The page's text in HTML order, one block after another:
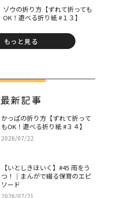
ゾウの折り方【ずれて折っても
OK！遊べる折り紙 #１３】
もっと見る
最新記事
かっぱの折り方【ずれて折って
もOK！遊べる折り紙 #３４】
2026/07/22
【いとしきほいく】#45 雨をう
つ！｜まんがで綴る保育のエピ
ソード
2026/07/21